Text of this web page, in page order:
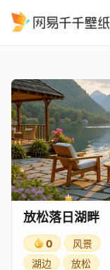
放松落日湖畔
0
风景
湖边
放松